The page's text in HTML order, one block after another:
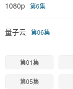
1080p 第6集
量子云 第06集
第01集
第05集